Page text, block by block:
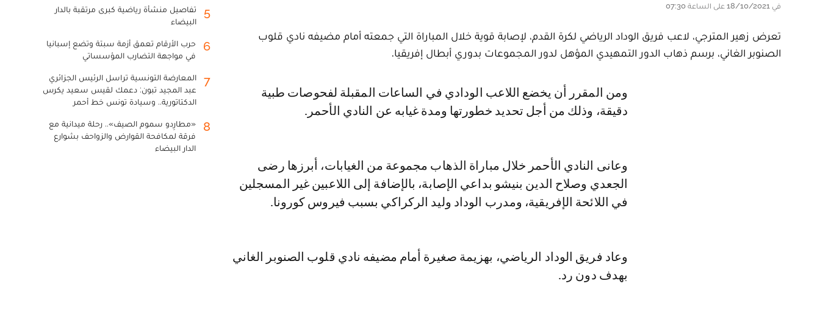
في 18/10/2021 على الساعة 07:30
تعرض زهير المترجي، لاعب فريق الوداد الرياضي لكرة القدم، لإصابة قوية خلال المباراة التي جمعته أمام مضيفه نادي قلوب
الصنوبر الغاني، برسم ذهاب الدور التمهيدي المؤهل لدور المجموعات بدوري أبطال إفريقيا.
ومن المقرر أن يخضع اللاعب الودادي في الساعات المقبلة لفحوصات طبية
دقيقة، وذلك من أجل تحديد خطورتها ومدة غيابه عن النادي الأحمر.
وعانى النادي الأحمر خلال مباراة الذهاب مجموعة من الغيابات، أبرزها رضى
الجعدي وصلاح الدين بنيشو بداعي الإصابة، بالإضافة إلى اللاعبين غير المسجلين
في اللائحة الإفريقية، ومدرب الوداد وليد الركراكي بسبب فيروس كورونا.
وعاد فريق الوداد الرياضي، بهزيمة صغيرة أمام مضيفه نادي قلوب الصنوبر الغاني
بهدف دون رد.
5
تفاصيل منشأة رياضية كبرى مرتقبة بالدار
البيضاء
6
حرب الأرقام تعمق أزمة سبتة وتضع إسبانيا
في مواجهة التضارب المؤسساتي
7
المعارضة التونسية تراسل الرئيس الجزائري
عبد المجيد تبون: دعمك لقيس سعيد يكرس
الدكتاتورية.. وسيادة تونس خط أحمر
8
«مطارِدو سموم الصيف».. رحلة ميدانية مع
فرقة لمكافحة القوارض والزواحف بشوارع
الدار البيضاء